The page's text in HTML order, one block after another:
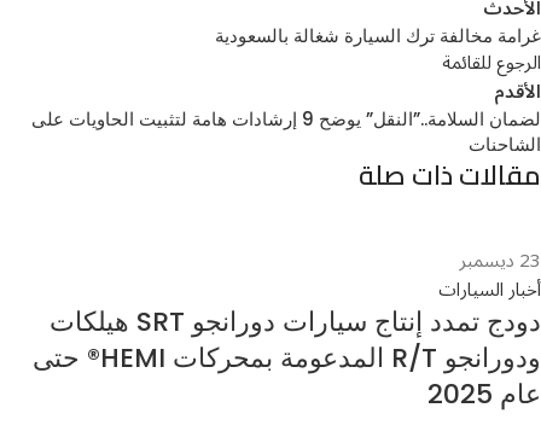
الأحدث
غرامة مخالفة ترك السيارة شغالة بالسعودية
الرجوع للقائمة
الأقدم
لضمان السلامة..”النقل” يوضح 9 إرشادات هامة لتثبيت الحاويات على
الشاحنات
مقالات ذات صلة
23ديسمبر
أخبار السيارات
دودج تمدد إنتاج سيارات دورانجو SRT هيلكات
ودورانجو R/T المدعومة بمحركات HEMI® حتى
عام 2025